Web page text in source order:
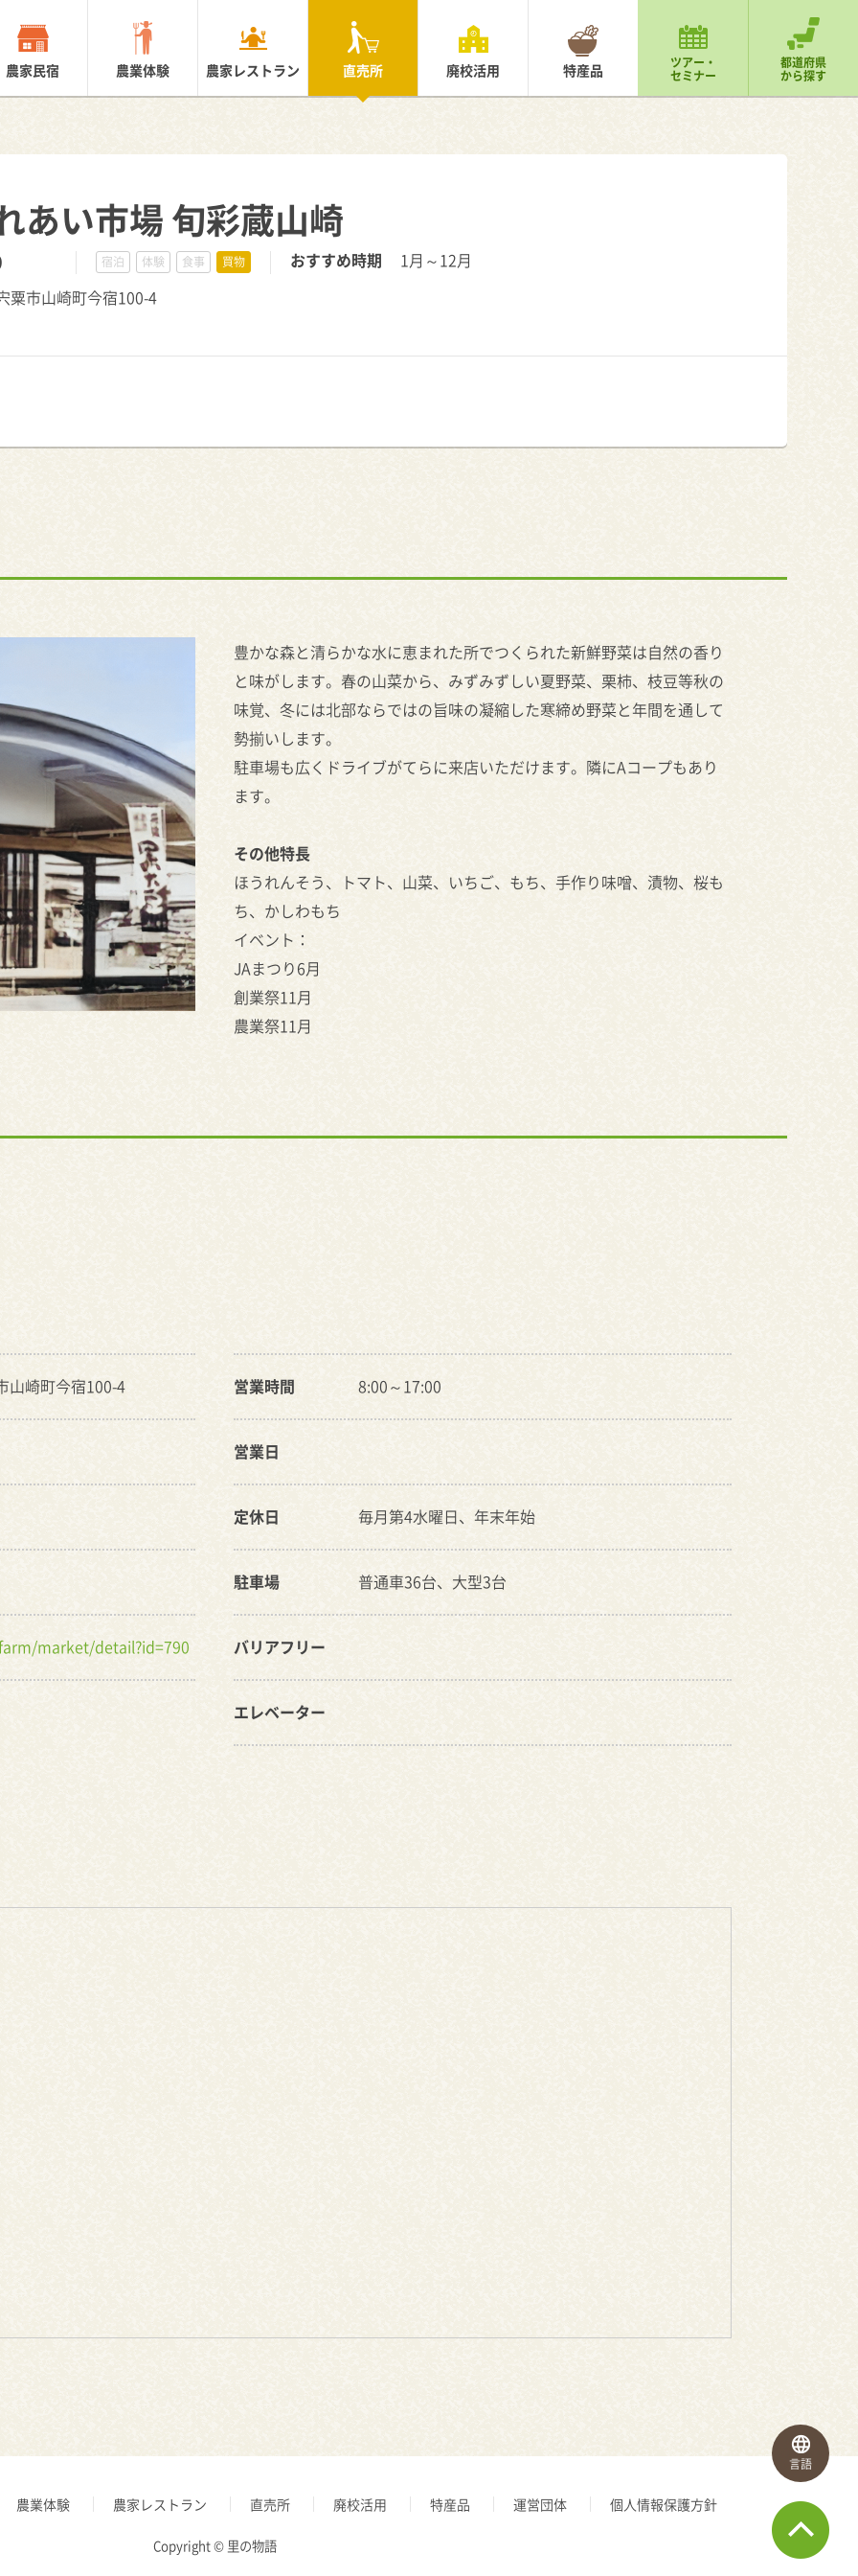
農家民宿 農業体験 農家レストラン 直売所 廃校活用 特産品 ツアー・
セミナー
都道府県
から探す
あい市場 旬彩蔵山崎
宿泊 体験 食事 買物 おすすめ時期
1月～12月
市山崎町今宿100-4
豊かな森と清らかな水に恵まれた所でつくられた新鮮野菜は自然の香り
と味がします。春の山菜から、みずみずしい夏野菜、栗柿、枝豆等秋の
味覚、冬には北部ならではの旨味の凝縮した寒締め野菜と年間を通して
勢揃いします。
駐車場も広くドライブがてらに来店いただけます。隣にAコープもあり
ます。
その他特長
ほうれんそう、トマト、山菜、いちご、もち、手作り味噌、漬物、桜も
ち、かしわもち
イベント：
JAまつり6月
創業祭11月
農業祭11月
山崎町今宿100-4
market/detail?id=790
営業時間 8:00～17:00
営業日
定休日 毎月第4水曜日、年末年始
駐車場 普通車36台、大型3台
バリアフリー
エレベーター
農業体験 農家レストラン 直売所 廃校活用 特産品 運営団体 個人情報保護方針
Copyright © 里の物語
言語